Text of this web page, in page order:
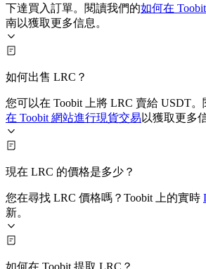
下達買入訂單。閱讀我們的如何在
南以獲取更多信息。
如何出售 LRC？
您可以在 Toobit 上將 LRC 賣給 USDT
在 Toobit 網站進行現貨交易 以獲取更多
現在 LRC 的價格是多少？
您在尋找 LRC 價格嗎？Toobit 上的實時
新。
如何在 Toobit 提取 LRC？